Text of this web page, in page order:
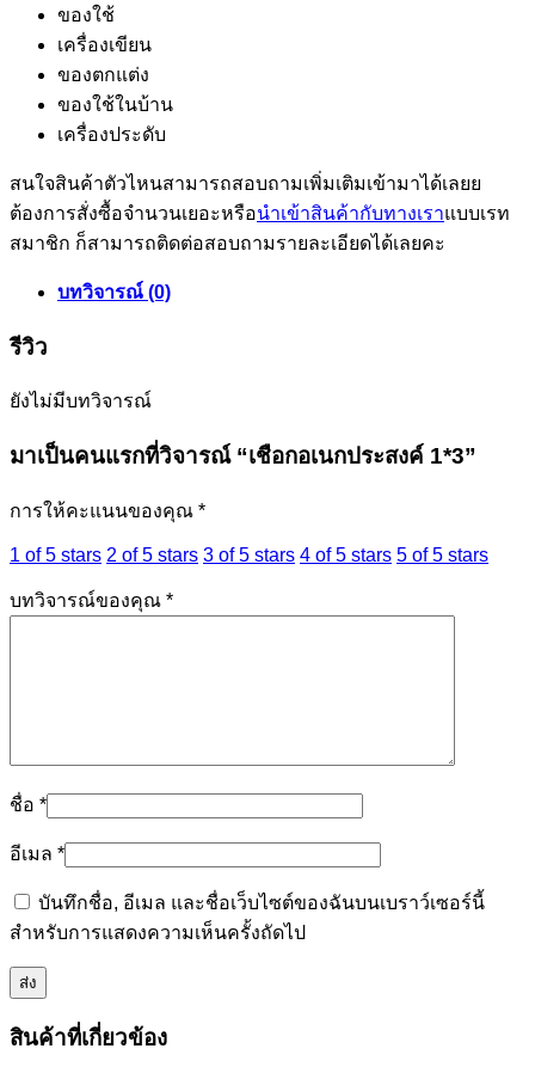
ของใช้
เครื่องเขียน
ของตกแต่ง
ของใช้ในบ้าน
เครื่องประดับ
สนใจสินค้าตัวไหนสามารถสอบถามเพิ่มเติมเข้ามาได้เลยย
ต้องการสั่งซื้อจำนวนเยอะหรือนำเข้าสินค้ากับทางเราแบบเรท
สมาชิก ก็สามารถติดต่อสอบถามรายละเอียดได้เลยคะ
บทวิจารณ์ (0)
รีวิว
ยังไม่มีบทวิจารณ์
มาเป็นคนแรกที่วิจารณ์ “เชือกอเนกประสงค์ 1*3”
การให้คะแนนของคุณ *
1 of 5 stars 2 of 5 stars 3 of 5 stars 4 of 5 stars 5 of 5 stars
บทวิจารณ์ของคุณ *
ชื่อ *
อีเมล *
บันทึกชื่อ, อีเมล และชื่อเว็บไซต์ของฉันบนเบราว์เซอร์นี้
สำหรับการแสดงความเห็นครั้งถัดไป
สินค้าที่เกี่ยวข้อง